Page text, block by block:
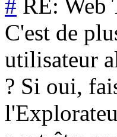
# RE: Web
C'est de
utilisateur
? Si oui,